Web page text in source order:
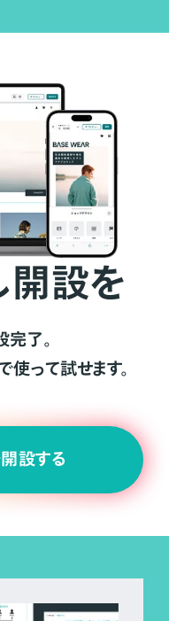
開設を
了。
使って試せます。
設する